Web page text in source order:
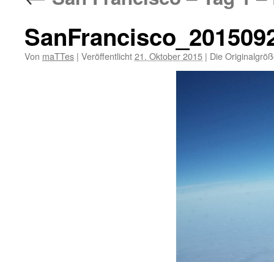
Von maTTes | Veröffentlicht21. Oktober 2015 | Die